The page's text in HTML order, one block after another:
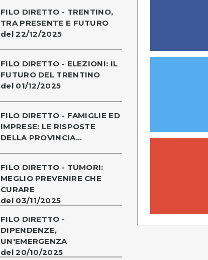
FILO DIRETTO - TRENTINO,
TRA PRESENTE E FUTURO
del 22/12/2025
FILO DIRETTO - ELEZIONI: IL
FUTURO DEL TRENTINO
del 01/12/2025
FILO DIRETTO - FAMIGLIE ED
IMPRESE: LE RISPOSTE
DELLA PROVINCIA...
FILO DIRETTO - TUMORI:
MEGLIO PREVENIRE CHE
CURARE
del 03/11/2025
FILO DIRETTO -
DIPENDENZE,
UN'EMERGENZA
del 20/10/2025